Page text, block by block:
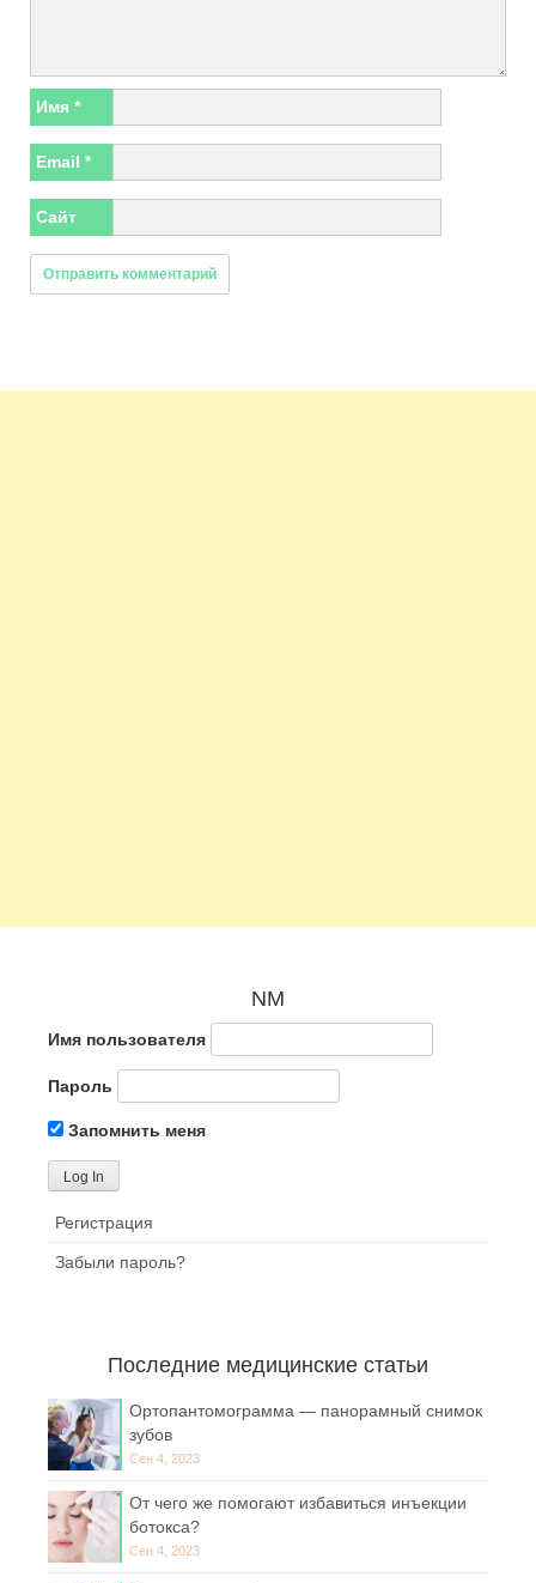
Имя *
Email *
Сайт
NM
Имя пользователя
Пароль
Запомнить меня
Регистрация
Забыли пароль?
Последние медицинские статьи
Ортопантомограмма — панорамный снимок
зубов
Сен 4, 2023
От чего же помогают избавиться инъекции
ботокса?
Сен 4, 2023